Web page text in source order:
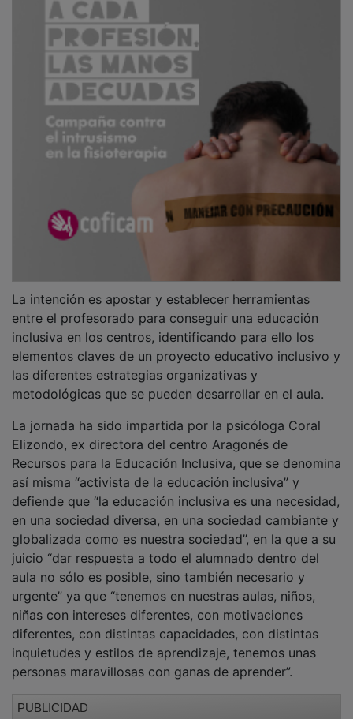
entre el profesorado para conseguir una educación
inclusiva en los centros, identificando para ello los
elementos claves de un proyecto educativo inclusivo y
las diferentes estrategias organizativas y
metodológicas que se pueden desarrollar en el aula.
Elizondo, ex directora del centro Aragonés de
Recursos para la Educación Inclusiva, que se denomina
así misma “activista de la educación inclusiva” y
defiende que “la educación inclusiva es una necesidad,
en una sociedad diversa, en una sociedad cambiante y
globalizada como es nuestra sociedad”, en la que a su
juicio “dar respuesta a todo el alumnado dentro del
aula no sólo es posible, sino también necesario y
urgente” ya que “tenemos en nuestras aulas, niños,
niñas con intereses diferentes, con motivaciones
diferentes, con distintas capacidades, con distintas
inquietudes y estilos de aprendizaje, tenemos unas
personas maravillosas con ganas de aprender”.